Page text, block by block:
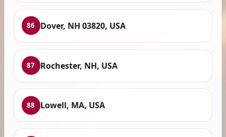
86 Dover, NH 03820, USA
87 Rochester, NH, USA
88 Lowell, MA, USA